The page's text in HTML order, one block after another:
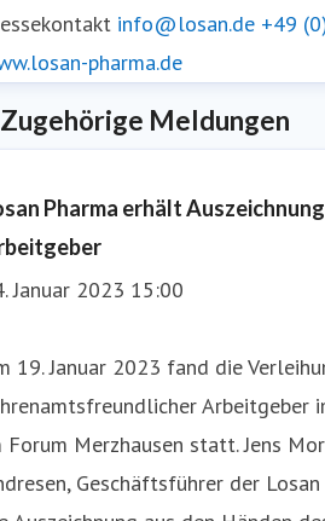
info@losan.de +49
pharma.de
Zugehörige Meldungen
Pharma erhält
Januar 2023 15:00
19. Januar 2023 fand die
Arbeitgeber
Forum Merzhausen statt. Jens
Geschäftsführer der